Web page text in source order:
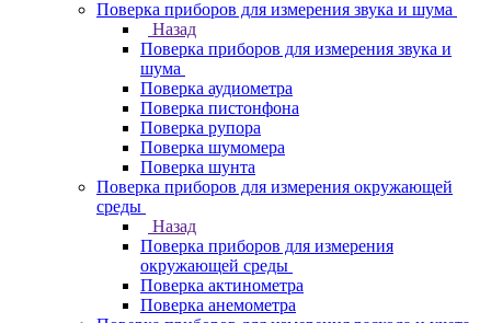
Поверка приборов для измерения звука и шума
Назад
Поверка приборов для измерения звука и
шума
Поверка аудиометра
Поверка пистонфона
Поверка рупора
Поверка шумомера
Поверка шунта
Поверка приборов для измерения окружающей
среды
Назад
Поверка приборов для измерения
окружающей среды
Поверка актинометра
Поверка анемометра